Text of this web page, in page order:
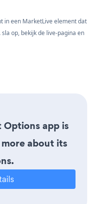
in een MarketLive element dat
op, bekijk de live-pagina en
app is
about its